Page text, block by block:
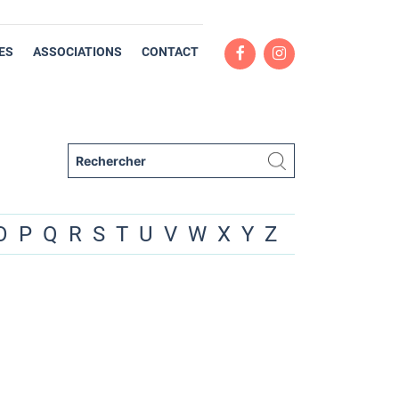
ASSOCIATIONS CONTACT
P Q R S T U V W X Y Z